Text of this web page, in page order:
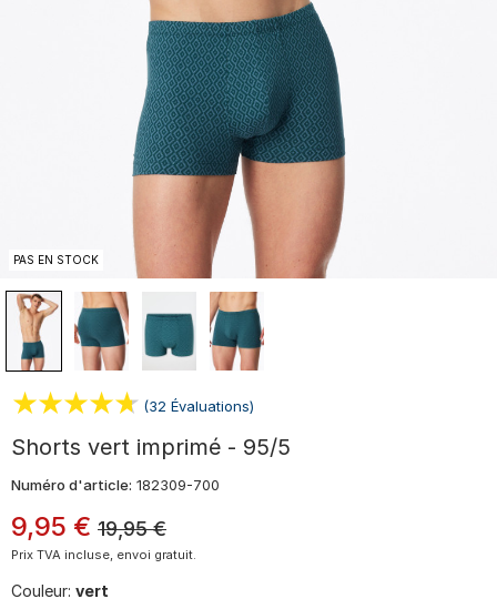
PAS EN STOCK
(32 Évaluations)
Shorts vert imprimé - 95/5
Numéro d'article: 182309-700
9,95 € 19,95€
Prix TVA incluse, envoi gratuit.
Couleur: vert